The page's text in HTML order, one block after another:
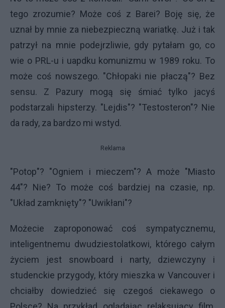
tego zrozumie? Może coś z Barei? Boję się, że
uznał by mnie za niebezpieczną wariatkę. Już i tak
patrzył na mnie podejrzliwie, gdy pytałam go, co
wie o PRL-u i uapdku komunizmu w 1989 roku. To
może coś nowszego. "Chłopaki nie płaczą"? Bez
sensu. Z Pazury mogą się śmiać tylko jacyś
podstarzali hipsterzy. "Lejdis"? "Testosteron"? Nie
da rady, za bardzo mi wstyd.
Reklama
"Potop"? "Ogniem i mieczem"? A może "Miasto
44"? Nie? To może coś bardziej na czasie, np.
"Układ zamknięty"? "Uwikłani"?
Możecie zaproponować coś sympatycznemu,
inteligentnemu dwudziestolatkowi, którego całym
życiem jest snowboard i narty, dziewczyny i
studenckie przygody, który mieszka w Vancouver i
chciałby dowiedzieć się czegoś ciekawego o